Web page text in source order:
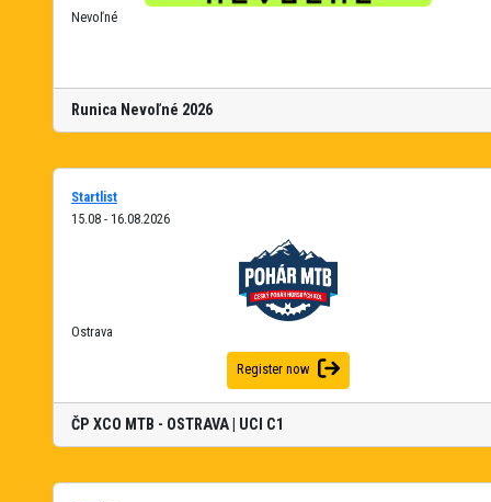
Nevoľné
Runica Nevoľné 2026
Startlist
15.08 - 16.08.2026
Ostrava
Register now
ČP XCO MTB - OSTRAVA | UCI C1